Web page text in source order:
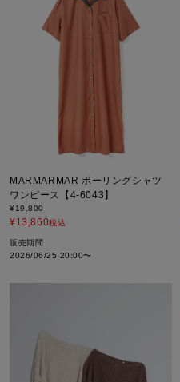
MARMARMAR ボーリングシャツ
ワンピース【4-6043】
¥19,800
¥13,860税込
販売期間
2026/06/25 20:00〜